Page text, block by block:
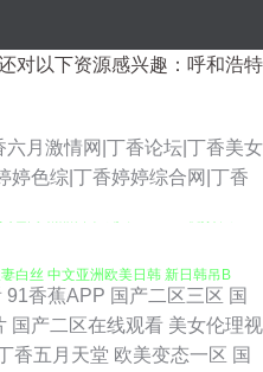
对以下资源感兴趣：呼和浩特
月激情网|丁香论坛|丁香美女
婷色综|丁香婷婷综合网|丁香
色网 精品日本成人一区三区视频 大
合视频在线看 国产内射精品 丁香五
91香蕉APP 国产二区三区 国
国产二区在线观看 美女伦理视
香五月天堂 欧美变态一区 国